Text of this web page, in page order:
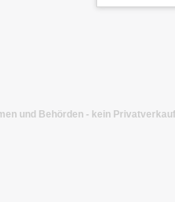
und Behörden - kein